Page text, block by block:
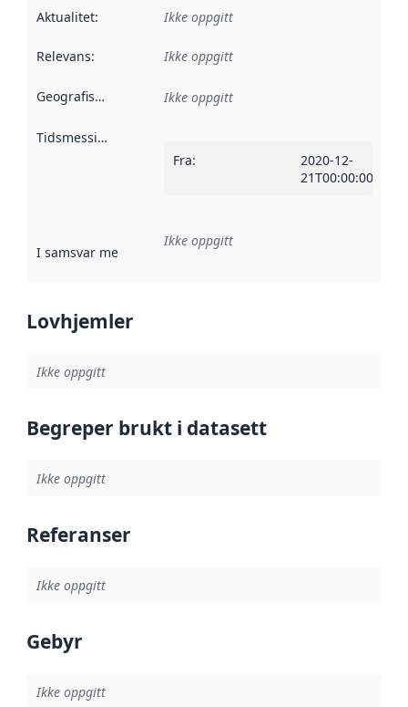
Aktualitet: Ikke oppgitt
Relevans: Ikke oppgitt
Geografisk avgrensning :
Ikke oppgitt
Tidsmessig avgrensning
Fra:
2020-12-
21T00:00:00Z
I samsvar med Referanse til en implementasjonsregel
Ikke oppgitt
Lovhjemler
Ikke oppgitt
Begreper brukt i datasett
Ikke oppgitt
Referanser
Ikke oppgitt
Gebyr
Ikke oppgitt